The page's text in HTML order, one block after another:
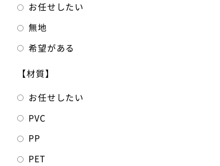
お任せしたい
無地
希望がある
【材質】
お任せしたい
PVC
PP
PET